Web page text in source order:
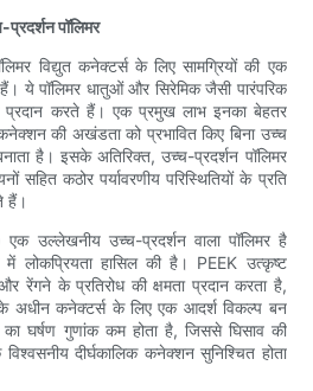
पॉलिमर
विद्युत कनेक्टर्स के लिए सामग्रियों की एक
पॉलिमर धातुओं और सिरेमिक जैसी पारंपरिक
प्रदान करते हैं। एक प्रमुख लाभ इनका बेहतर
की अखंडता को प्रभावित किए बिना उच्च
है। इसके अतिरिक्त, उच्च-प्रदर्शन पॉलिमर
सहित कठोर पर्यावरणीय परिस्थितियों के प्रति
हैं।
एक उल्लेखनीय उच्च-प्रदर्शन वाला पॉलिमर है
लोकप्रियता हासिल की है। PEEK उत्कृष्ट
रेंगने के प्रतिरोध की क्षमता प्रदान करता है,
अधीन कनेक्टर्स के लिए एक आदर्श विकल्प बन
घर्षण गुणांक कम होता है, जिससे घिसाव की
दीर्घकालिक कनेक्शन सुनिश्चित होता